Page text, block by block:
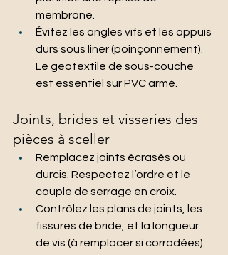
membrane.
Évitez les angles vifs et les appuis
durs sous liner (poinçonnement).
Le géotextile de sous-couche
est essentiel sur PVC armé.
Joints, brides et visseries des
pièces à sceller
Remplacez joints écrasés ou
durcis. Respectez l’ordre et le
couple de serrage en croix.
Contrôlez les plans de joints, les
fissures de bride, et la longueur
de vis (à remplacer si corrodées).